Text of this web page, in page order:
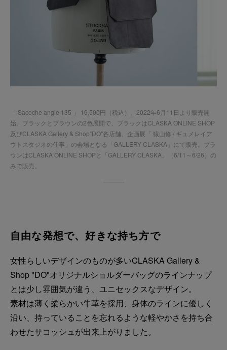
「 Sacoche angle 135 」 16,500円（税込）。2022年6月11日より販売開
始。ブラックとブラウンの2色展開で、ブラックはCLASKA ONLINE SHOP
及びCLASKA Gallery & Shop”DO"各店舗、企画展「 猿山修 / ギュメレイア
ウトスタジオの仕事 」の会場となる「GALLERY CLASKA」にて販売。ブラ
ウンはCLASKA ONLINE SHOPと「GALLERY CLASKA」（6/11～6/26）の
みで販売。
自由な発想で、好きな持ち方で
女性らしいデザインのものが多いCLASKA Gallery &
Shop "DO"オリジナルショルダーバッグのラインナップ
とは少し雰囲気が違う、ユニセックスなデザイン。
素材は薄く柔らかい牛革を採用、身体のラインに優しく
沿い、持っていることを忘れるような軽やかさを持ち合
わせたサコッシュが出来上がりました。